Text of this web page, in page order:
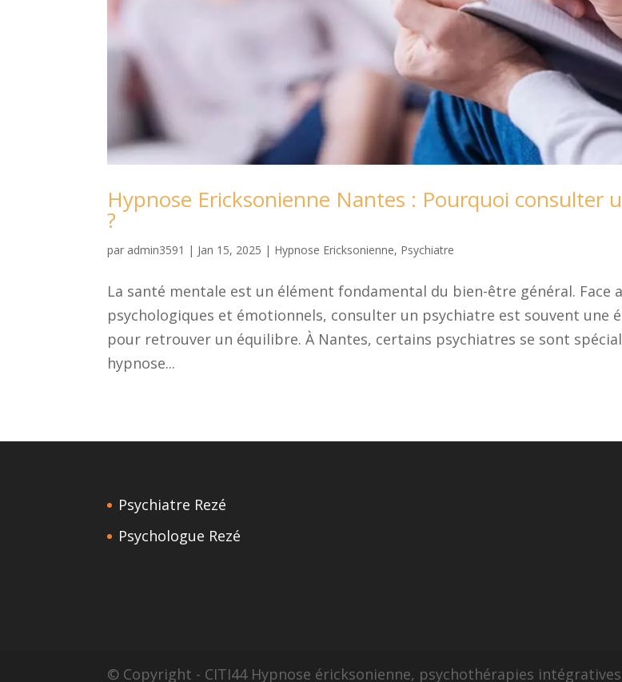
Hypnose Ericksonienne Nantes : Pourquoi consulter
?
par admin3591 | Jan 15, 2025 | Hypnose Ericksonienne, Psychiatre
La santé mentale est un élément fondamental du bien-être général. Face
psychologiques et émotionnels, consulter un psychiatre est souvent une
pour retrouver un équilibre. À Nantes, certains psychiatres se sont
hypnose...
Psychiatre Rezé
Psychologue Rezé
© Copyright - CITI44 Hypnose éricksonienne, psychothérapies intégratives